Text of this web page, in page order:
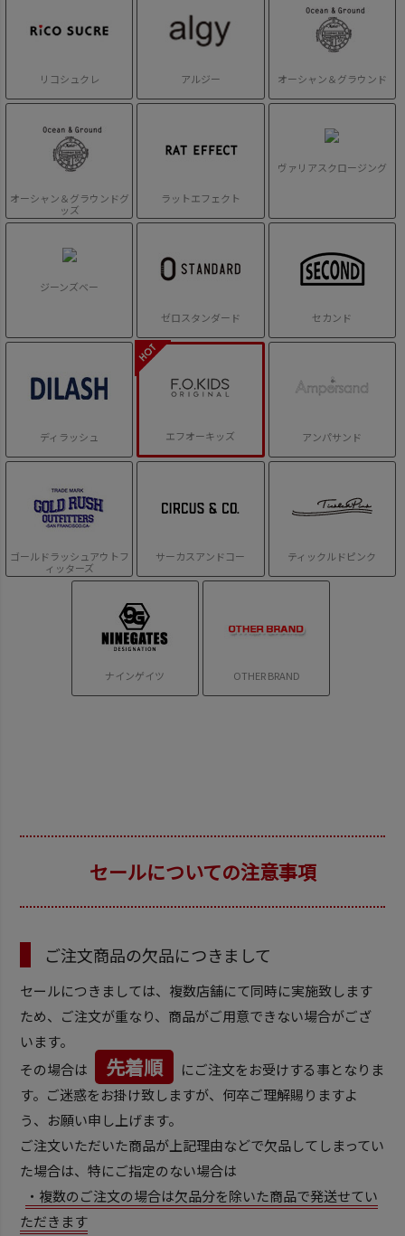
リコシュクレ アルジー オーシャン＆グラウンド
オーシャン＆グラウンドグ
ッズ
ラットエフェクト
ヴァリアスクロージング
ジーンズベー
ゼロスタンダード セカンド
ディラッシュ エフオーキッズ アンパサンド
ゴールドラッシュアウトフ
ィッターズ
サーカスアンドコー ティックルドピンク
ナインゲイツ OTHER BRAND
セールについての注意事項
ご注文商品の欠品につきまして
セールにつきましては、複数店舗にて同時に実施致します
ため、ご注文が重なり、商品がご用意できない場合がござ
います。
その場合は
先着順
にご注文をお受けする事となりま
す。ご迷惑をお掛け致しますが、何卒ご理解賜りますよ
う、お願い申し上げます。
ご注文いただいた商品が上記理由などで欠品してしまってい
た場合は、特にご指定のない場合は
・複数のご注文の場合は欠品分を除いた商品で発送せてい
ただきます